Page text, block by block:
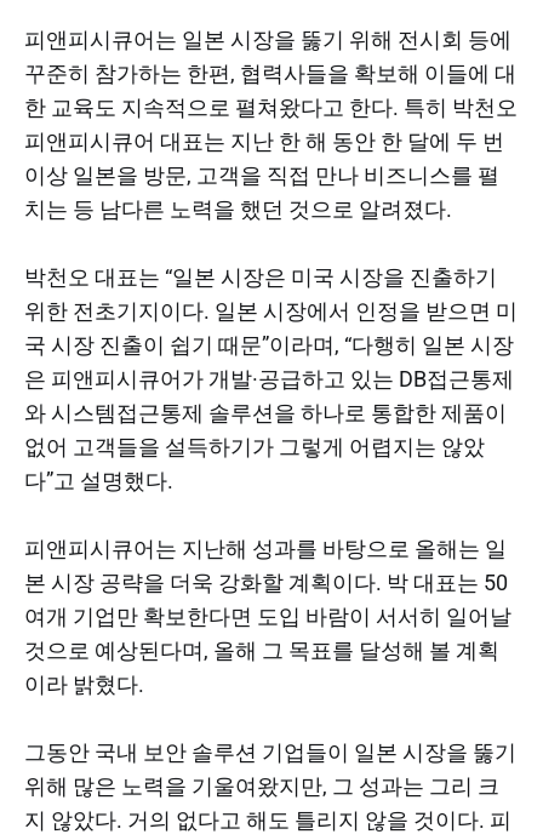
피앤피시큐어는 일본 시장을 뚫기 위해 전시회 등에
꾸준히 참가하는 한편, 협력사들을 확보해 이들에 대
한 교육도 지속적으로 펼쳐왔다고 한다. 특히 박천오
피앤피시큐어 대표는 지난 한 해 동안 한 달에 두 번
이상 일본을 방문, 고객을 직접 만나 비즈니스를 펼
치는 등 남다른 노력을 했던 것으로 알려졌다.
박천오 대표는 “일본 시장은 미국 시장을 진출하기
위한 전초기지이다. 일본 시장에서 인정을 받으면 미
국 시장 진출이 쉽기 때문”이라며, “다행히 일본 시장
은 피앤피시큐어가 개발·공급하고 있는 DB접근통제
와 시스템접근통제 솔루션을 하나로 통합한 제품이
없어 고객들을 설득하기가 그렇게 어렵지는 않았
다”고 설명했다.
피앤피시큐어는 지난해 성과를 바탕으로 올해는 일
본 시장 공략을 더욱 강화할 계획이다. 박 대표는 50
여개 기업만 확보한다면 도입 바람이 서서히 일어날
것으로 예상된다며, 올해 그 목표를 달성해 볼 계획
이라 밝혔다.
그동안 국내 보안 솔루션 기업들이 일본 시장을 뚫기
위해 많은 노력을 기울여왔지만, 그 성과는 그리 크
지 않았다. 거의 없다고 해도 틀리지 않을 것이다. 피